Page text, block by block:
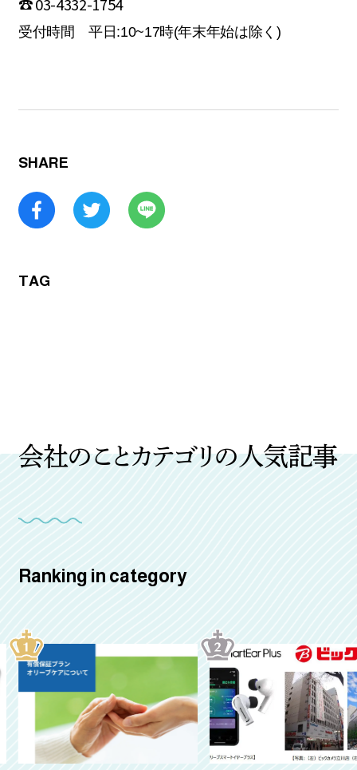
☎ 03-4332-1754
受付時間 平日:10~17時(年末年始は除く)
SHARE
TAG
会社のことカテゴリの人気記事
Ranking in category